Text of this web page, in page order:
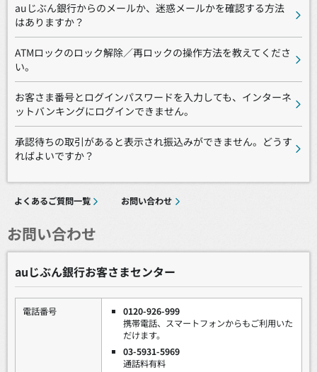
auじぶん銀行からのメールか、迷惑メールかを確認する方法
はありますか？
ATMロックのロック解除／再ロックの操作方法を教えてくださ
い。
お客さま番号とログインパスワードを入力しても、インターネ
ットバンキングにログインできません。
承認待ちの取引があると表示され振込みができません。どうす
ればよいですか？
よくあるご質問一覧 お問い合わせ
お問い合わせ
auじぶん銀行お客さまセンター
電話番号
0120-926-999
携帯電話、スマートフォンからもご利用いた
だけます。
03-5931-5969
通話料有料